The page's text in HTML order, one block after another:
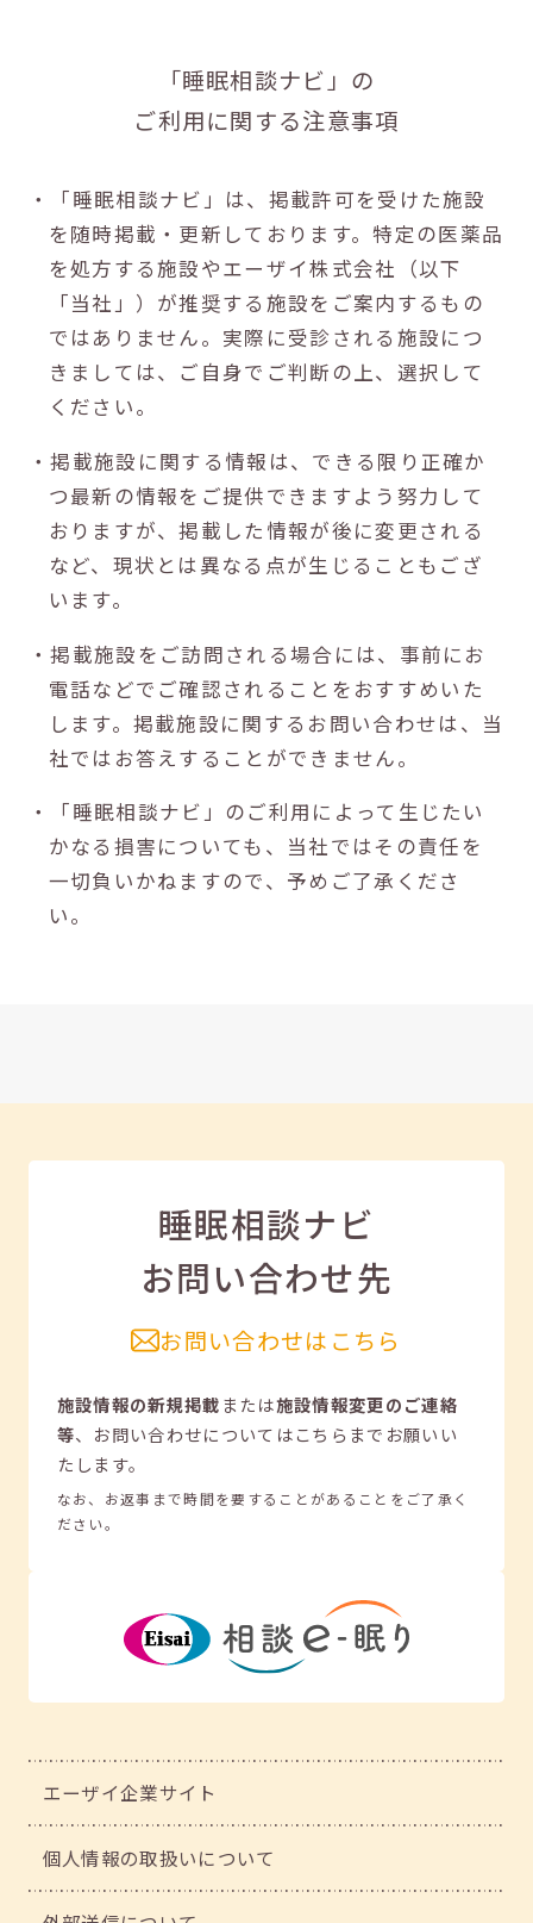
「睡眠相談ナビ」の
ご利用に関する注意事項
・「睡眠相談ナビ」は、掲載許可を受けた施設
を随時掲載・更新しております。特定の医薬品
を処方する施設やエーザイ株式会社（以下
「当社」）が推奨する施設をご案内するもの
ではありません。実際に受診される施設につ
きましては、ご自身でご判断の上、選択して
ください。
・掲載施設に関する情報は、できる限り正確か
つ最新の情報をご提供できますよう努力して
おりますが、掲載した情報が後に変更される
など、現状とは異なる点が生じることもござ
います。
・掲載施設をご訪問される場合には、事前にお
電話などでご確認されることをおすすめいた
します。掲載施設に関するお問い合わせは、当
社ではお答えすることができません。
・「睡眠相談ナビ」のご利用によって生じたい
かなる損害についても、当社ではその責任を
一切負いかねますので、予めご了承くださ
い。
睡眠相談ナビ
お問い合わせ先
お問い合わせはこちら
施設情報の新規掲載または施設情報変更のご連絡
等、 お問い合わせについてはこちらまでお願いい
たします。
なお、お返事まで時間を要することがあることをご了承く
ださい。
エーザイ企業サイト
個人情報の取扱いについて